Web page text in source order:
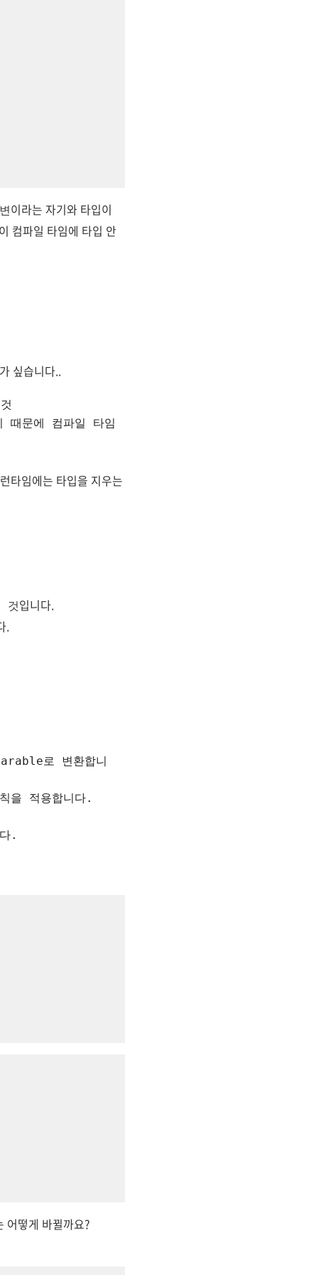
이라는 자기와 타입이
컴파일 타임에 타입 안
싶습니다..
문에 컴파일 타임
타임에는 타입을 지우는
것입니다.
.
로 변환합니
을 적용합니다.
.
어떻게 바뀔까요?